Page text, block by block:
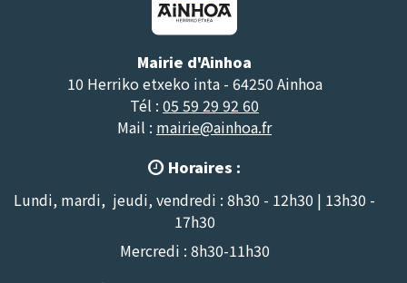
Mairie d'Ainhoa
10 Herriko etxeko inta - 64250 Ainhoa
Tél : 05 59 29 92 60
Mail : mairie@ainhoa.fr
 Horaires :
Lundi, mardi, jeudi, vendredi : 8h30 - 12h30 | 13h30 -
17h30
Mercredi : 8h30-11h30